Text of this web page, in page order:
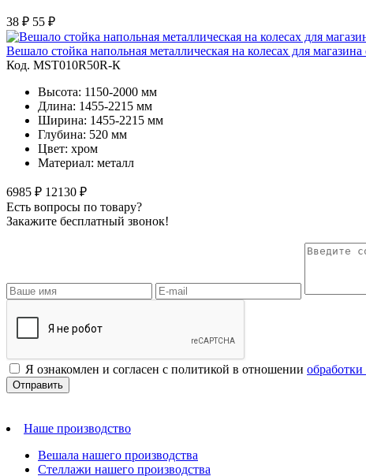
38 ₽ 55 ₽
Вешало стойка напольная металлическая на колесах для
Код. MST010R50R-К
Высота: 1150-2000 мм
Длина: 1455-2215 мм
Ширина: 1455-2215 мм
Глубина: 520 мм
Цвет: хром
Материал: металл
6985 ₽ 12130 ₽
Есть вопросы по товару?
Закажите бесплатный звонок!
Я ознакомлен и согласен с политикой в отношении
Наше производство
Вешала нашего производства
Стеллажи нашего производства